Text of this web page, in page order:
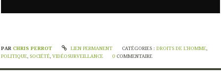
PAR CHRIS PERROT LIEN PERMANENT CATÉGORIES :DROITS DE L'HOMME,
POLITIQUE, SOCIÉTÉ, VIDÉOSURVEILLANCE 0 COMMENTAIRE